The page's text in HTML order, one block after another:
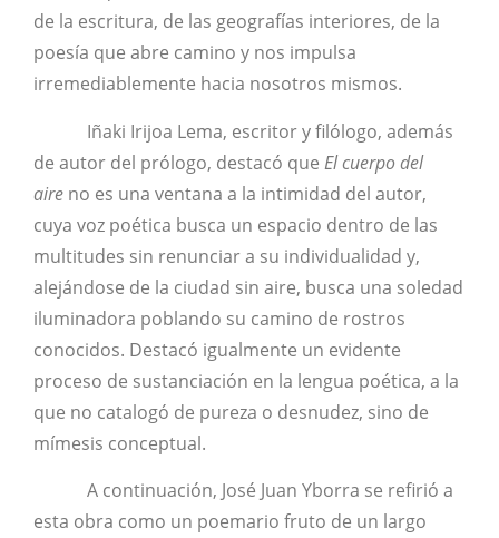
de la escritura, de las geografías interiores, de la
poesía que abre camino y nos impulsa
irremediablemente hacia nosotros mismos.
Iñaki Irijoa Lema, escritor y filólogo, además
de autor del prólogo, destacó que El cuerpo del
aire no es una ventana a la intimidad del autor,
cuya voz poética busca un espacio dentro de las
multitudes sin renunciar a su individualidad y,
alejándose de la ciudad sin aire, busca una soledad
iluminadora poblando su camino de rostros
conocidos. Destacó igualmente un evidente
proceso de sustanciación en la lengua poética, a la
que no catalogó de pureza o desnudez, sino de
mímesis conceptual.
A continuación, José Juan Yborra se refirió a
esta obra como un poemario fruto de un largo